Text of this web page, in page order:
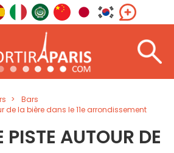
Bars
de la bière dans le 11e arrondissement
PISTE AUTOUR DE